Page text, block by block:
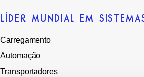
LÍDER MUNDIAL EM
Carregamento
Automação
Transportadores